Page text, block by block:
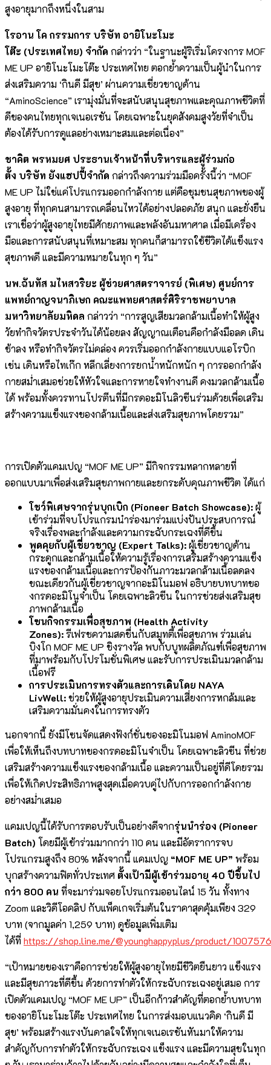
สูงอายุมากถึงหนึ่งในสาม
โรอาน โค กรรมการ บริษัท อายิโนะโมะ
โต๊ะ (ประเทศไทย) จำกัด กล่าวว่า “ในฐานะผู้ริเริ่มโครงการ MOF
ME UP อายิโนะโมะโต๊ะ ประเทศไทย ตอกย้ำความเป็นผู้นำในการ
ส่งเสริมความ ‘กินดี มีสุข’ ผ่านความเชี่ยวชาญด้าน
“AminoScience” เรามุ่งมั่นที่จะสนับสนุนสุขภาพและคุณภาพชีวิตที่
ดีของคนไทยทุกเจเนอเรชัน โดยเฉพาะในยุคสังคมสูงวัยที่จำเป็น
ต้องได้รับการดูแลอย่างเหมาะสมและต่อเนื่อง”
ชาคิต พรหมยศ ประธานเจ้าหน้าที่บริหารและผู้ร่วมก่อ
ตั้ง บริษัท ยังแฮปปี้จำกัด กล่าวถึงความร่วมมือครั้งนี้ว่า “MOF
ME UP ไม่ใช่แค่โปรแกรมออกกำลังกาย แต่คือชุมชนสุขภาพของผู้
สูงอายุ ที่ทุกคนสามารถเคลื่อนไหวได้อย่างปลอดภัย สนุก และยั่งยืน
เราเชื่อว่าผู้สูงอายุไทยมีศักยภาพและพลังอันมหาศาล เมื่อมีเครื่อง
มือและการสนับสนุนที่เหมาะสม ทุกคนก็สามารถใช้ชีวิตได้แข็งแรง
สุขภาพดี และมีความหมายในทุก ๆ วัน”
นพ.ฉันทัส มไหสวริยะ ผู้ช่วยศาสตราจารย์ (พิเศษ) ศูนย์การ
แพทย์กาญจนาภิเษก คณะแพทยศาสตร์ศิริราชพยาบาล
มหาวิทยาลัยมหิดล กล่าวว่า “การสูญเสียมวลกล้ามเนื้อทำให้ผู้สูง
วัยทำกิจวัตรประจำวันได้น้อยลง สัญญาณเตือนคือกำลังมือลด เดิน
ช้าลง หรือทำกิจวัตรไม่คล่อง ควรเริ่มออกกำลังกายแบบแอโรบิก
เช่น เดินหรือไทเก๊ก หลีกเลี่ยงการยกน้ำหนักหนัก ๆ การออกกำลัง
กายสม่ำเสมอช่วยให้หัวใจและการหายใจทำงานดี คงมวลกล้ามเนื้อ
ได้ พร้อมทั้งควรทานโปรตีนที่มีกรดอะมิโนลิวซีนร่วมด้วยเพื่อเสริม
สร้างความแข็งแรงของกล้ามเนื้อและส่งเสริมสุขภาพโดยรวม”
การเปิดตัวแคมเปญ “MOF ME UP” มีกิจกรรมหลากหลายที่
ออกแบบมาเพื่อส่งเสริมสุขภาพกายและยกระดับคุณภาพชีวิต ได้แก่
โชว์พิเศษจากรุ่นบุกเบิก (Pioneer Batch Showcase):ผู้
เข้าร่วมที่จบโปรแกรมนำร่องมาร่วมแบ่งปันประสบการณ์
จริงเรื่องพละกำลังและความกระฉับกระเฉงที่ดีขึ้น
พูดคุยกับผู้เชี่ยวชาญ (Expert Talks):ผู้เชี่ยวชาญด้าน
กระดูกและกล้ามเนื้อให้ความรู้เรื่องการเสริมสร้างความแข็ง
แรงของกล้ามเนื้อและการป้องกันภาวะมวลกล้ามเนื้อลดลง
ขณะเดียวกันผู้เชี่ยวชาญจากอะมิโนมอฟ อธิบายบทบาทขอ
งกรดอะมิโนจำเป็น โดยเฉพาะลิวซีน ในการช่วยส่งเสริมสุข
ภาพกล้ามเนื้อ
โซนกิจกรรมเพื่อสุขภาพ (Health Activity
Zones):รีเฟรชความสดชื่นกับสมูทตี้เพื่อสุขภาพ ร่วมเล่น
บิงโก MOF ME UP ชิงรางวัล พบกับบูทผลิตภัณฑ์เพื่อสุขภาพ
ที่มาพร้อมกับโปรโมชั่นพิเศษ และรับการประเมินมวลกล้าม
เนื้อฟรี
การประเมินการทรงตัวและการเดินโดย NAYA
LivWell:ช่วยให้ผู้สูงอายุประเมินความเสี่ยงการหกล้มและ
เสริมความมั่นคงในการทรงตัว
นอกจากนี้ ยังมีโซนจัดแสดงฟังก์ชั่นของอะมิโนมอฟ AminoMOF
เพื่อให้เห็นถึงบทบาทของกรดอะมิโนจำเป็น โดยเฉพาะลิวซีน ที่ช่วย
เสริมสร้างความแข็งแรงของกล้ามเนื้อ และความเป็นอยู่ที่ดีโดยรวม
เพื่อให้เกิดประสิทธิภาพสูงสุดเมื่อควบคู่ไปกับการออกกำลังกาย
อย่างสม่ำเสมอ
แคมเปญนี้ได้รับการตอบรับเป็นอย่างดีจากรุ่นนำร่อง (Pioneer
Batch) โดยมีผู้เข้าร่วมมากกว่า 110 คน และมีอัตราการจบ
โปรแกรมสูงถึง 80% หลังจากนี้ แคมเปญ “MOF ME UP” พร้อม
บุกสร้างความฟิตทั่วประเทศ ตั้งเป้ามีผู้เข้าร่วมอายุ 40 ปีขึ้นไป
กว่า 800 คน ที่จะมาร่วมจอยโปรแกรมออนไลน์ 15 วัน ทั้งทาง
Zoom และวิดีโอคลิป กับแพ็คเกจเริ่มต้นในราคาสุดคุ้มเพียง 329
บาท (จากมูลค่า 1,259 บาท) ดูข้อมูลเพิ่มเติม
ได้ที่https://shop.line.me/@younghappyplus/product/
“เป้าหมายของเราคือการช่วยให้ผู้สูงอายุไทยมีชีวิตยืนยาว แข็งแรง
และมีสุขภาวะที่ดีขึ้น ด้วยการทำตัวให้กระฉับกระเฉงอยู่เสมอ การ
เปิดตัวแคมเปญ “MOF ME UP” เป็นอีกก้าวสำคัญที่ตอกย้ำบทบาท
ของอายิโนะโมะโต๊ะ ประเทศไทย ในการส่งมอบแนวคิด ‘กินดี มี
สุข’ พร้อมสร้างแรงบันดาลใจให้ทุกเจเนอเรชันหันมาให้ความ
สำคัญกับการทำตัวให้กระฉับกระเฉง แข็งแรง และมีความสุขในทุก